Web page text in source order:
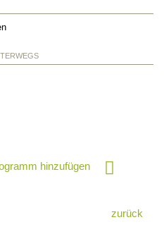
hinzufügen
zurück